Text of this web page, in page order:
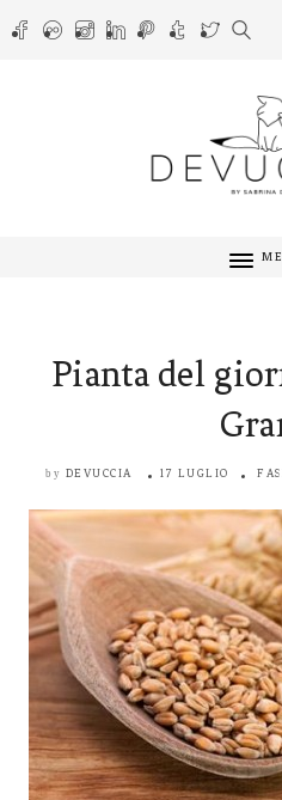
Pianta del
by DEVUCCIA 17 LUGLIO